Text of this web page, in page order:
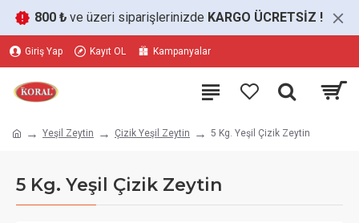
800 ₺ve üzeri siparişlerinizde KARGO ÜCRETSİZ !
Giriş Yap Kayıt OL Kampanyalar
Yeşil Zeytin Çizik Yeşil Zeytin 5 Kg. Yeşil Çizik Zeytin
5 Kg. Yeşil Çizik Zeytin